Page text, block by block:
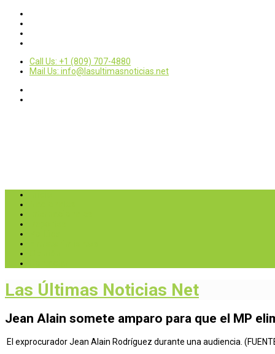
Call Us: +1 (809) 707-4880
Mail Us: info@lasultimasnoticias.net
Las Últimas Noticias Net
Jean Alain somete amparo para que el MP
El exprocurador Jean Alain Rodríguez durante una audiencia.